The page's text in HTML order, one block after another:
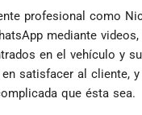
profesional como
mediante
en el vehículo y
satisfacer al cliente,
que ésta sea.